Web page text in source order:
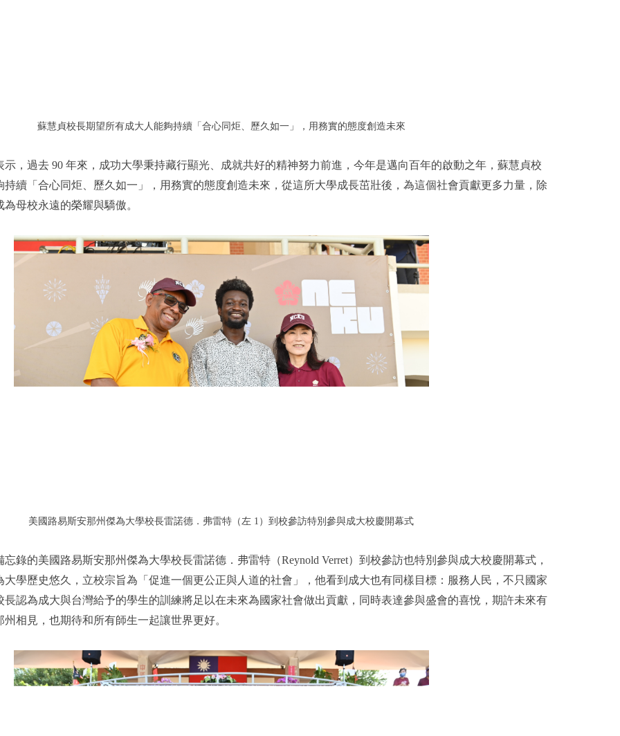
蘇慧貞校長期望所有成大人能夠持續「合心同炬、歷久如一」，用務實的態度創造未來
示，過去 90 年來，成功大學秉持藏行顯光、成就共好的精神努力前進，今年是邁向百年的啟動之年，蘇慧貞校
持續「合心同炬、歷久如一」，用務實的態度創造未來，從這所大學成長茁壯後，為這個社會貢獻更多力量，除
母校永遠的榮耀與驕傲。
美國路易斯安那州傑為大學校長雷諾德．弗雷特（左 1）到校參訪特別參與成大校慶開幕式
錄的美國路易斯安那州傑為大學校長雷諾德．弗雷特（Reynold Verret）到校參訪也特別參與成大校慶開幕式，
大學歷史悠久，立校宗旨為「促進一個更公正與人道的社會」，他看到成大也有同樣目標：服務人民，不只國家
長認為成大與台灣給予的學生的訓練將足以在未來為國家社會做出貢獻，同時表達參與盛會的喜悅，期許未來有
相見，也期待和所有師生一起讓世界更好。